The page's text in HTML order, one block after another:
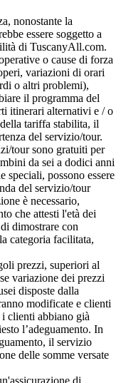
nonostante la
essere soggetto a
di TuscanyAll.com.
o cause di forza
variazioni di orari
o altri problemi),
il programma del
itinerari alternativi e / o
tariffa stabilita, il
del servizio/tour.
tour sono gratuiti per
da sei a dodici anni
speciali, possono essere
del servizio/tour
è necessario,
che attesti l'età dei
dimostrare con
categoria facilitata,
prezzi, superiori al
variazione dei prezzi
disposte dalla
modificate e clienti
clienti abbiano già
l’adeguamento. In
il servizio
delle somme versate
di